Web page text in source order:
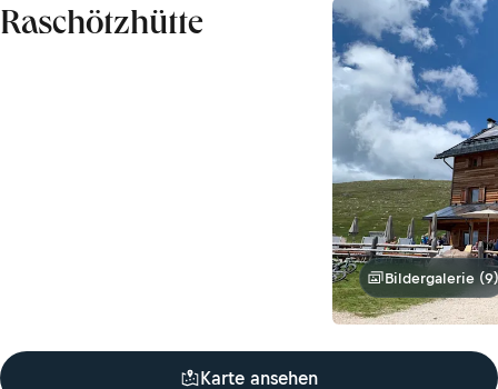
Raschötzhütte
Bildergalerie (9)
Karte ansehen